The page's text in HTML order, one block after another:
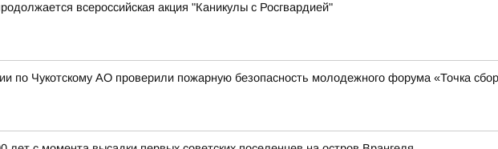
всероссийская акция "Каникулы с Росгвардией"
по Чукотскому АО проверили пожарную безопасность молодежного форума «Точка